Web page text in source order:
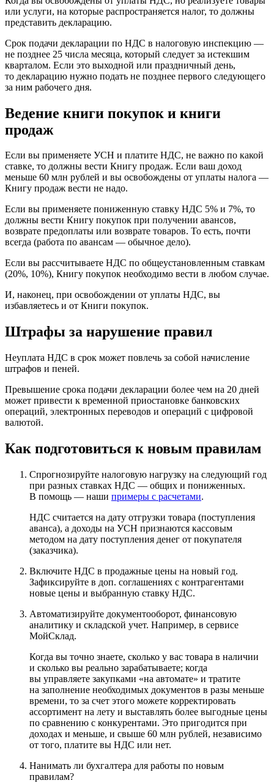
или услуги, на которые распространяется налог, то должны
представить декларацию.
Срок подачи декларации по НДС в налоговую инспекцию —
не позднее 25 числа месяца, который следует за истекшим
кварталом. Если это выходной или праздничный день,
то декларацию нужно подать не позднее первого следующего
за ним рабочего дня.
Ведение книги покупок и книги
продаж
Если вы применяете УСН и платите НДС, не важно по какой
ставке, то должны вести Книгу продаж. Если ваш доход
меньше 60 млн рублей и вы освобождены от уплаты налога —
Книгу продаж вести не надо.
Если вы применяете пониженную ставку НДС 5% и 7%, то
должны вести Книгу покупок при получении авансов,
возврате предоплаты или возврате товаров. То есть, почти
всегда (работа по авансам — обычное дело).
Если вы рассчитываете НДС по общеустановленным ставкам
(20%, 10%), Книгу покупок необходимо вести в любом случае.
И, наконец, при освобождении от уплаты НДС, вы
избавляетесь и от Книги покупок.
Штрафы за нарушение правил
Неуплата НДС в срок может повлечь за собой начисление
штрафов и пеней.
Превышение срока подачи декларации более чем на 20 дней
может привести к временной приостановке банковских
операций, электронных переводов и операций с цифровой
валютой.
Как подготовиться к новым правилам
Спрогнозируйте налоговую нагрузку на следующий год
при разных ставках НДС — общих и пониженных.
В помощь — наши примеры с расчетами.
НДС считается на дату отгрузки товара (поступления
аванса), а доходы на УСН признаются кассовым
методом на дату поступления денег от покупателя
(заказчика).
Включите НДС в продажные цены на новый год.
Зафиксируйте в доп. соглашениях с контрагентами
новые цены и выбранную ставку НДС.
Автоматизируйте документооборот, финансовую
аналитику и складской учет. Например, в сервисе
МойСклад.
Когда вы точно знаете, сколько у вас товара в наличии
и сколько вы реально зарабатываете; когда
вы управляете закупками «на автомате» и тратите
на заполнение необходимых документов в разы меньше
времени, то за счет этого можете корректировать
ассортимент на лету и выставлять более выгодные цены
по сравнению с конкурентами. Это пригодится при
доходах и меньше, и свыше 60 млн рублей, независимо
от того, платите вы НДС или нет.
Нанимать ли бухгалтера для работы по новым
правилам?